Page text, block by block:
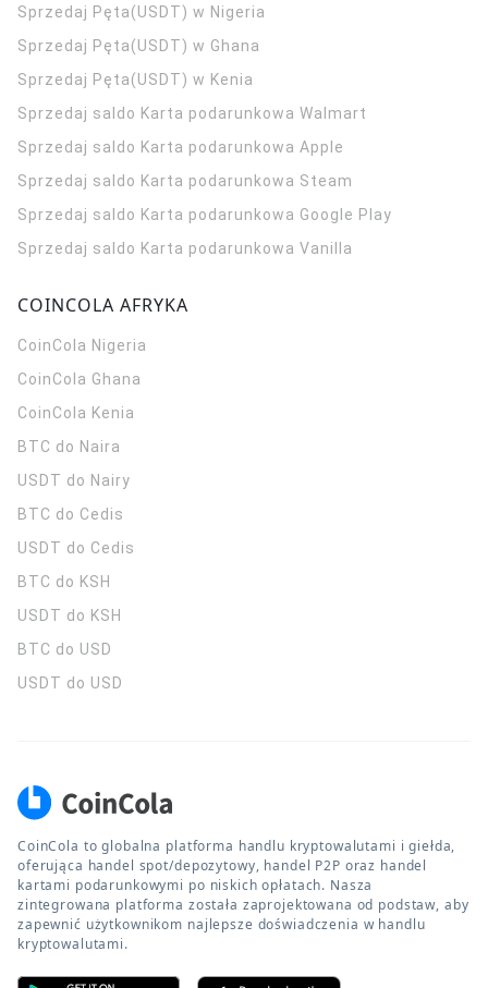
Sprzedaj Pęta(USDT) w Nigeria
Sprzedaj Pęta(USDT) w Ghana
Sprzedaj Pęta(USDT) w Kenia
Sprzedaj saldo Karta podarunkowa Walmart
Sprzedaj saldo Karta podarunkowa Apple
Sprzedaj saldo Karta podarunkowa Steam
Sprzedaj saldo Karta podarunkowa Google Play
Sprzedaj saldo Karta podarunkowa Vanilla
COINCOLA AFRYKA
CoinCola Nigeria
CoinCola Ghana
CoinCola Kenia
BTC do Naira
USDT do Nairy
BTC do Cedis
USDT do Cedis
BTC do KSH
USDT do KSH
BTC do USD
USDT do USD
CoinCola to globalna platforma handlu kryptowalutami i giełda,
oferująca handel spot/depozytowy, handel P2P oraz handel
kartami podarunkowymi po niskich opłatach. Nasza
zintegrowana platforma została zaprojektowana od podstaw, aby
zapewnić użytkownikom najlepsze doświadczenia w handlu
kryptowalutami.